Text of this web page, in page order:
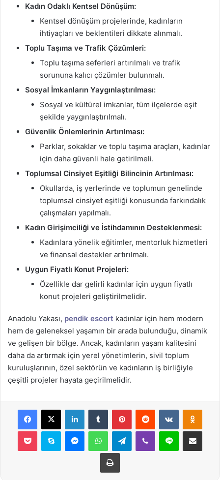
Kadın Odaklı Kentsel Dönüşüm:
Kentsel dönüşüm projelerinde, kadınların
ihtiyaçları ve beklentileri dikkate alınmalı.
Toplu Taşıma ve Trafik Çözümleri:
Toplu taşıma seferleri artırılmalı ve trafik
sorununa kalıcı çözümler bulunmalı.
Sosyal İmkanların Yaygınlaştırılması:
Sosyal ve kültürel imkanlar, tüm ilçelerde eşit
şekilde yaygınlaştırılmalı.
Güvenlik Önlemlerinin Artırılması:
Parklar, sokaklar ve toplu taşıma araçları, kadınlar
için daha güvenli hale getirilmeli.
Toplumsal Cinsiyet Eşitliği Bilincinin Artırılması:
Okullarda, iş yerlerinde ve toplumun genelinde
toplumsal cinsiyet eşitliği konusunda farkındalık
çalışmaları yapılmalı.
Kadın Girişimciliği ve İstihdamının Desteklenmesi:
Kadınlara yönelik eğitimler, mentorluk hizmetleri
ve finansal destekler artırılmalı.
Uygun Fiyatlı Konut Projeleri:
Özellikle dar gelirli kadınlar için uygun fiyatlı
konut projeleri geliştirilmelidir.
Anadolu Yakası, pendik escort kadınlar için hem modern
hem de geleneksel yaşamın bir arada bulunduğu, dinamik
ve gelişen bir bölge. Ancak, kadınların yaşam kalitesini
daha da artırmak için yerel yönetimlerin, sivil toplum
kuruluşlarının, özel sektörün ve kadınların iş birliğiyle
çeşitli projeler hayata geçirilmelidir.
Facebook
X LinkedInTumblr PinterestReddit VKontakte
Pocket Skype MessengerWhatsAppTelegramViber Line E-Posta ile
Yazdır